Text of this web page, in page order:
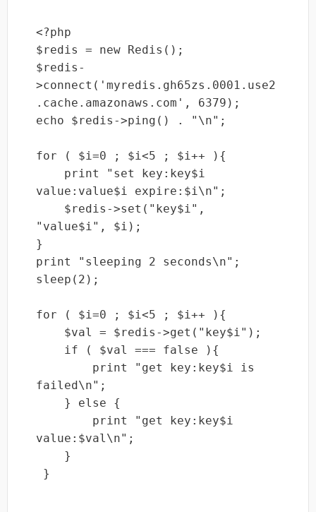
<?php
$redis = new Redis();
$redis-
>connect('myredis.gh65zs.0001.use2
.cache.amazonaws.com', 6379);
echo $redis->ping() . "\n";
for ( $i=0 ; $i<5 ; $i++ ){
value:value$i expire:$i\n";
"value$i", $i);
}
print "sleeping 2 seconds\n";
sleep(2);
for ( $i=0 ; $i<5 ; $i++ ){
failed\n";
value:$val\n";
}